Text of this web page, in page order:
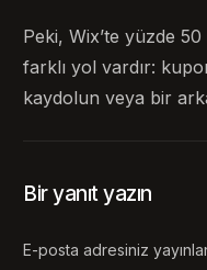
Peki, Wix’te yüzde
farklı yol vardır:
kaydolun veya bir
Bir yanıt yazın
E-posta adresiniz